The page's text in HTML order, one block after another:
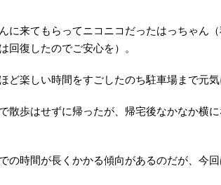
に来てもらってニコニコだったはっちゃん
回復したのでご安心を）。
ど楽しい時間をすごしたのち駐車場まで元気
散歩はせずに帰ったが、帰宅後なかなか横
の時間が長くかかる傾向があるのだが、今